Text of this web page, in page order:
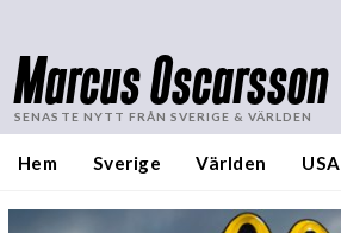
Marcus Oscarsson
SENASTE NYTT FRÅN SVERIGE & VÄRLDEN
Hem Sverige Världen USA